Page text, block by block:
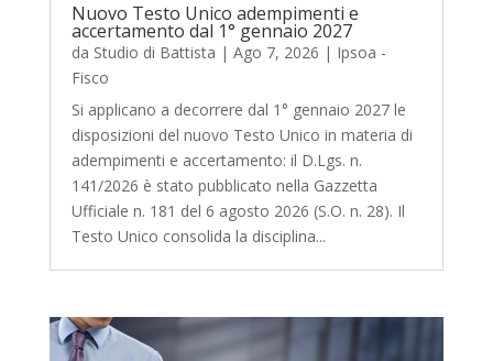
Nuovo Testo Unico adempimenti e
accertamento dal 1° gennaio 2027
da Studio di Battista | Ago 7, 2026 | Ipsoa -
Fisco
Si applicano a decorrere dal 1° gennaio 2027 le
disposizioni del nuovo Testo Unico in materia di
adempimenti e accertamento: il D.Lgs. n.
141/2026 è stato pubblicato nella Gazzetta
Ufficiale n. 181 del 6 agosto 2026 (S.O. n. 28). Il
Testo Unico consolida la disciplina...